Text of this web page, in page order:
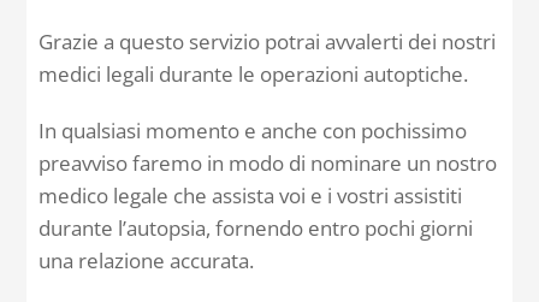
Grazie a questo servizio potrai avvalerti dei nostri
medici legali durante le operazioni autoptiche.
In qualsiasi momento e anche con pochissimo
preavviso faremo in modo di nominare un nostro
medico legale che assista voi e i vostri assistiti
durante l’autopsia, fornendo entro pochi giorni
una relazione accurata.